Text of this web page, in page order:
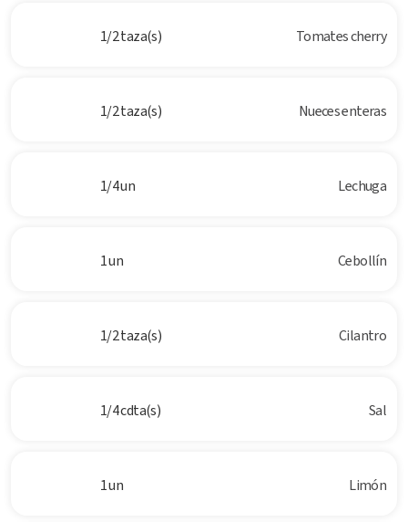
1/2 taza(s) Tomates cherry
1/2 taza(s) Nueces enteras
1/4 un Lechuga
1 un Cebollín
1/2 taza(s) Cilantro
1/4 cdta(s) Sal
1 un Limón